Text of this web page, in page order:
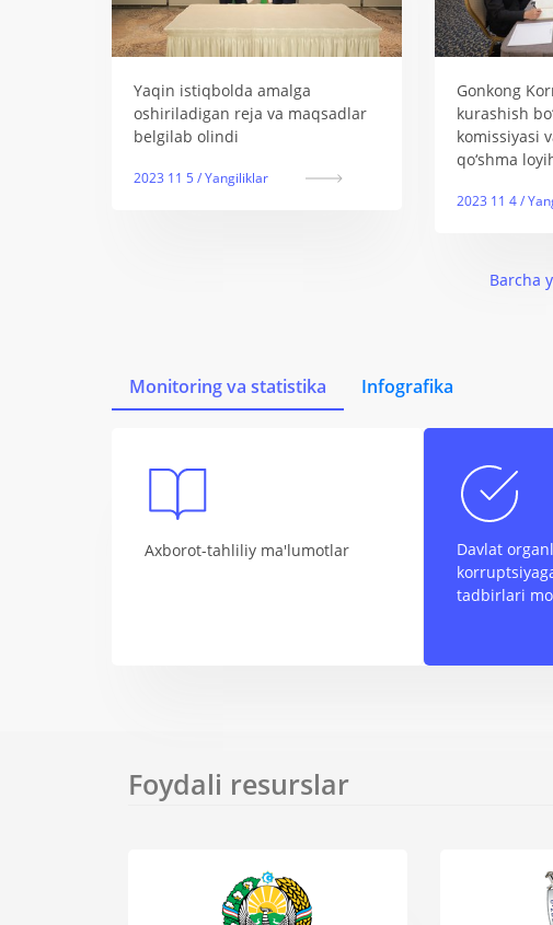
Yaqin istiqbolda amalga
oshiriladigan reja va maqsadlar
belgilab olindi
2023 11 5 / Yangiliklar
Gonkong
kurashish
komissiyasi
qo‘shma
2023 11 4 /
Barcha
Monitoring va statistika Infografika
Axborot-tahliliy ma'lumotlar
Davlat
tadbirlari
Foydali resurslar